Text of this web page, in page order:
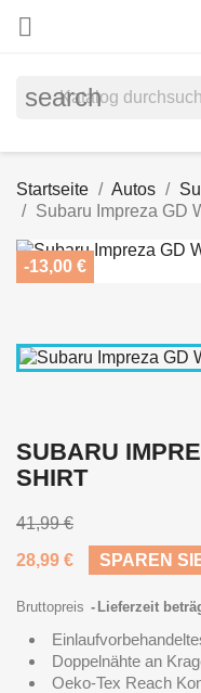

search
Startseite Autos
Subaru Impreza GD
-13,00 €
SUBARU
SHIRT
41,99 €
28,99 €
SPAREN
Bruttopreis Lieferzeit
Doppelnähte an
Oeko-Tex Reach